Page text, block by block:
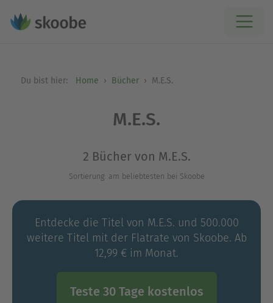
Du bist hier: Home Bücher M.E.S.
M.E.S.
2 Bücher von M.E.S.
Sortierung: am beliebtesten bei Skoobe
Entdecke die Titel von M.E.S. und 500.000
weitere Titel mit der Flatrate von Skoobe. Ab
12,99 € im Monat.
Teste 30 Tage kostenlos